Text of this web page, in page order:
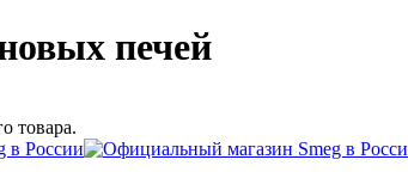
печей
товара.